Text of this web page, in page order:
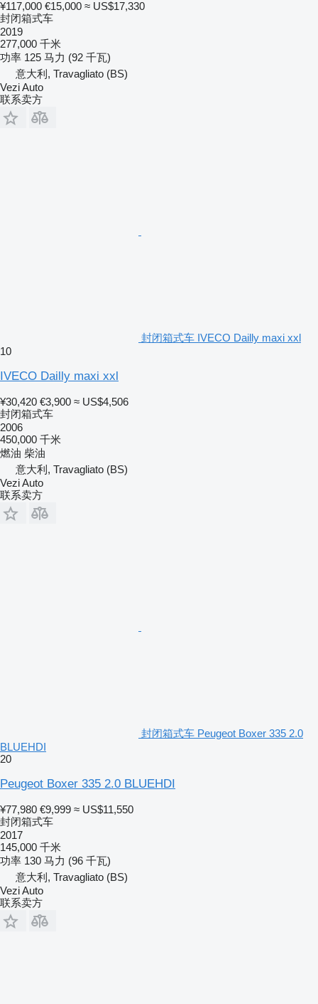
¥117,000 €15,000 ≈ US$17,330
封闭箱式车
2019
277,000 千米
功率 125 马力 (92 千瓦)
意大利, Travagliato (BS)
Vezi Auto
联系卖方
封闭箱式车 IVECO Dailly maxi xxl
10
IVECO Dailly maxi xxl
¥30,420 €3,900 ≈ US$4,506
封闭箱式车
2006
450,000 千米
燃油 柴油
意大利, Travagliato (BS)
Vezi Auto
联系卖方
封闭箱式车 Peugeot Boxer 335 2.0
BLUEHDI
20
Peugeot Boxer 335 2.0 BLUEHDI
¥77,980 €9,999 ≈ US$11,550
封闭箱式车
2017
145,000 千米
功率 130 马力 (96 千瓦)
意大利, Travagliato (BS)
Vezi Auto
联系卖方